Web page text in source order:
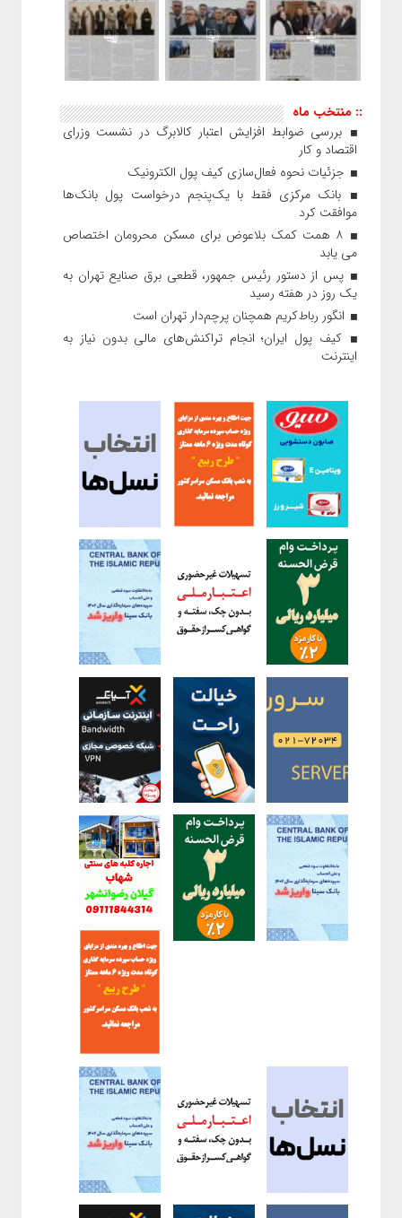
:: منتخب ماه
بررسی ضوابط افزایش اعتبار کالابرگ در نشست وزرای
اقتصاد و کار
جزئیات نحوه فعال‌سازی کیف پول الکترونیک
بانک مرکزی فقط با یک‌‎پنجم درخواست پول بانک‌ها
موافقت کرد
۸ همت کمک بلاعوض برای مسکن محرومان اختصاص
می یابد
پس از دستور رئیس‌ جمهور، قطعی برق صنایع تهران به
یک روز در هفته رسید
انگور رباط‌کریم همچنان پرچم‌دار تهران است
کیف پول ایران؛ انجام تراکنش‌های مالی بدون نیاز به
اینترنت